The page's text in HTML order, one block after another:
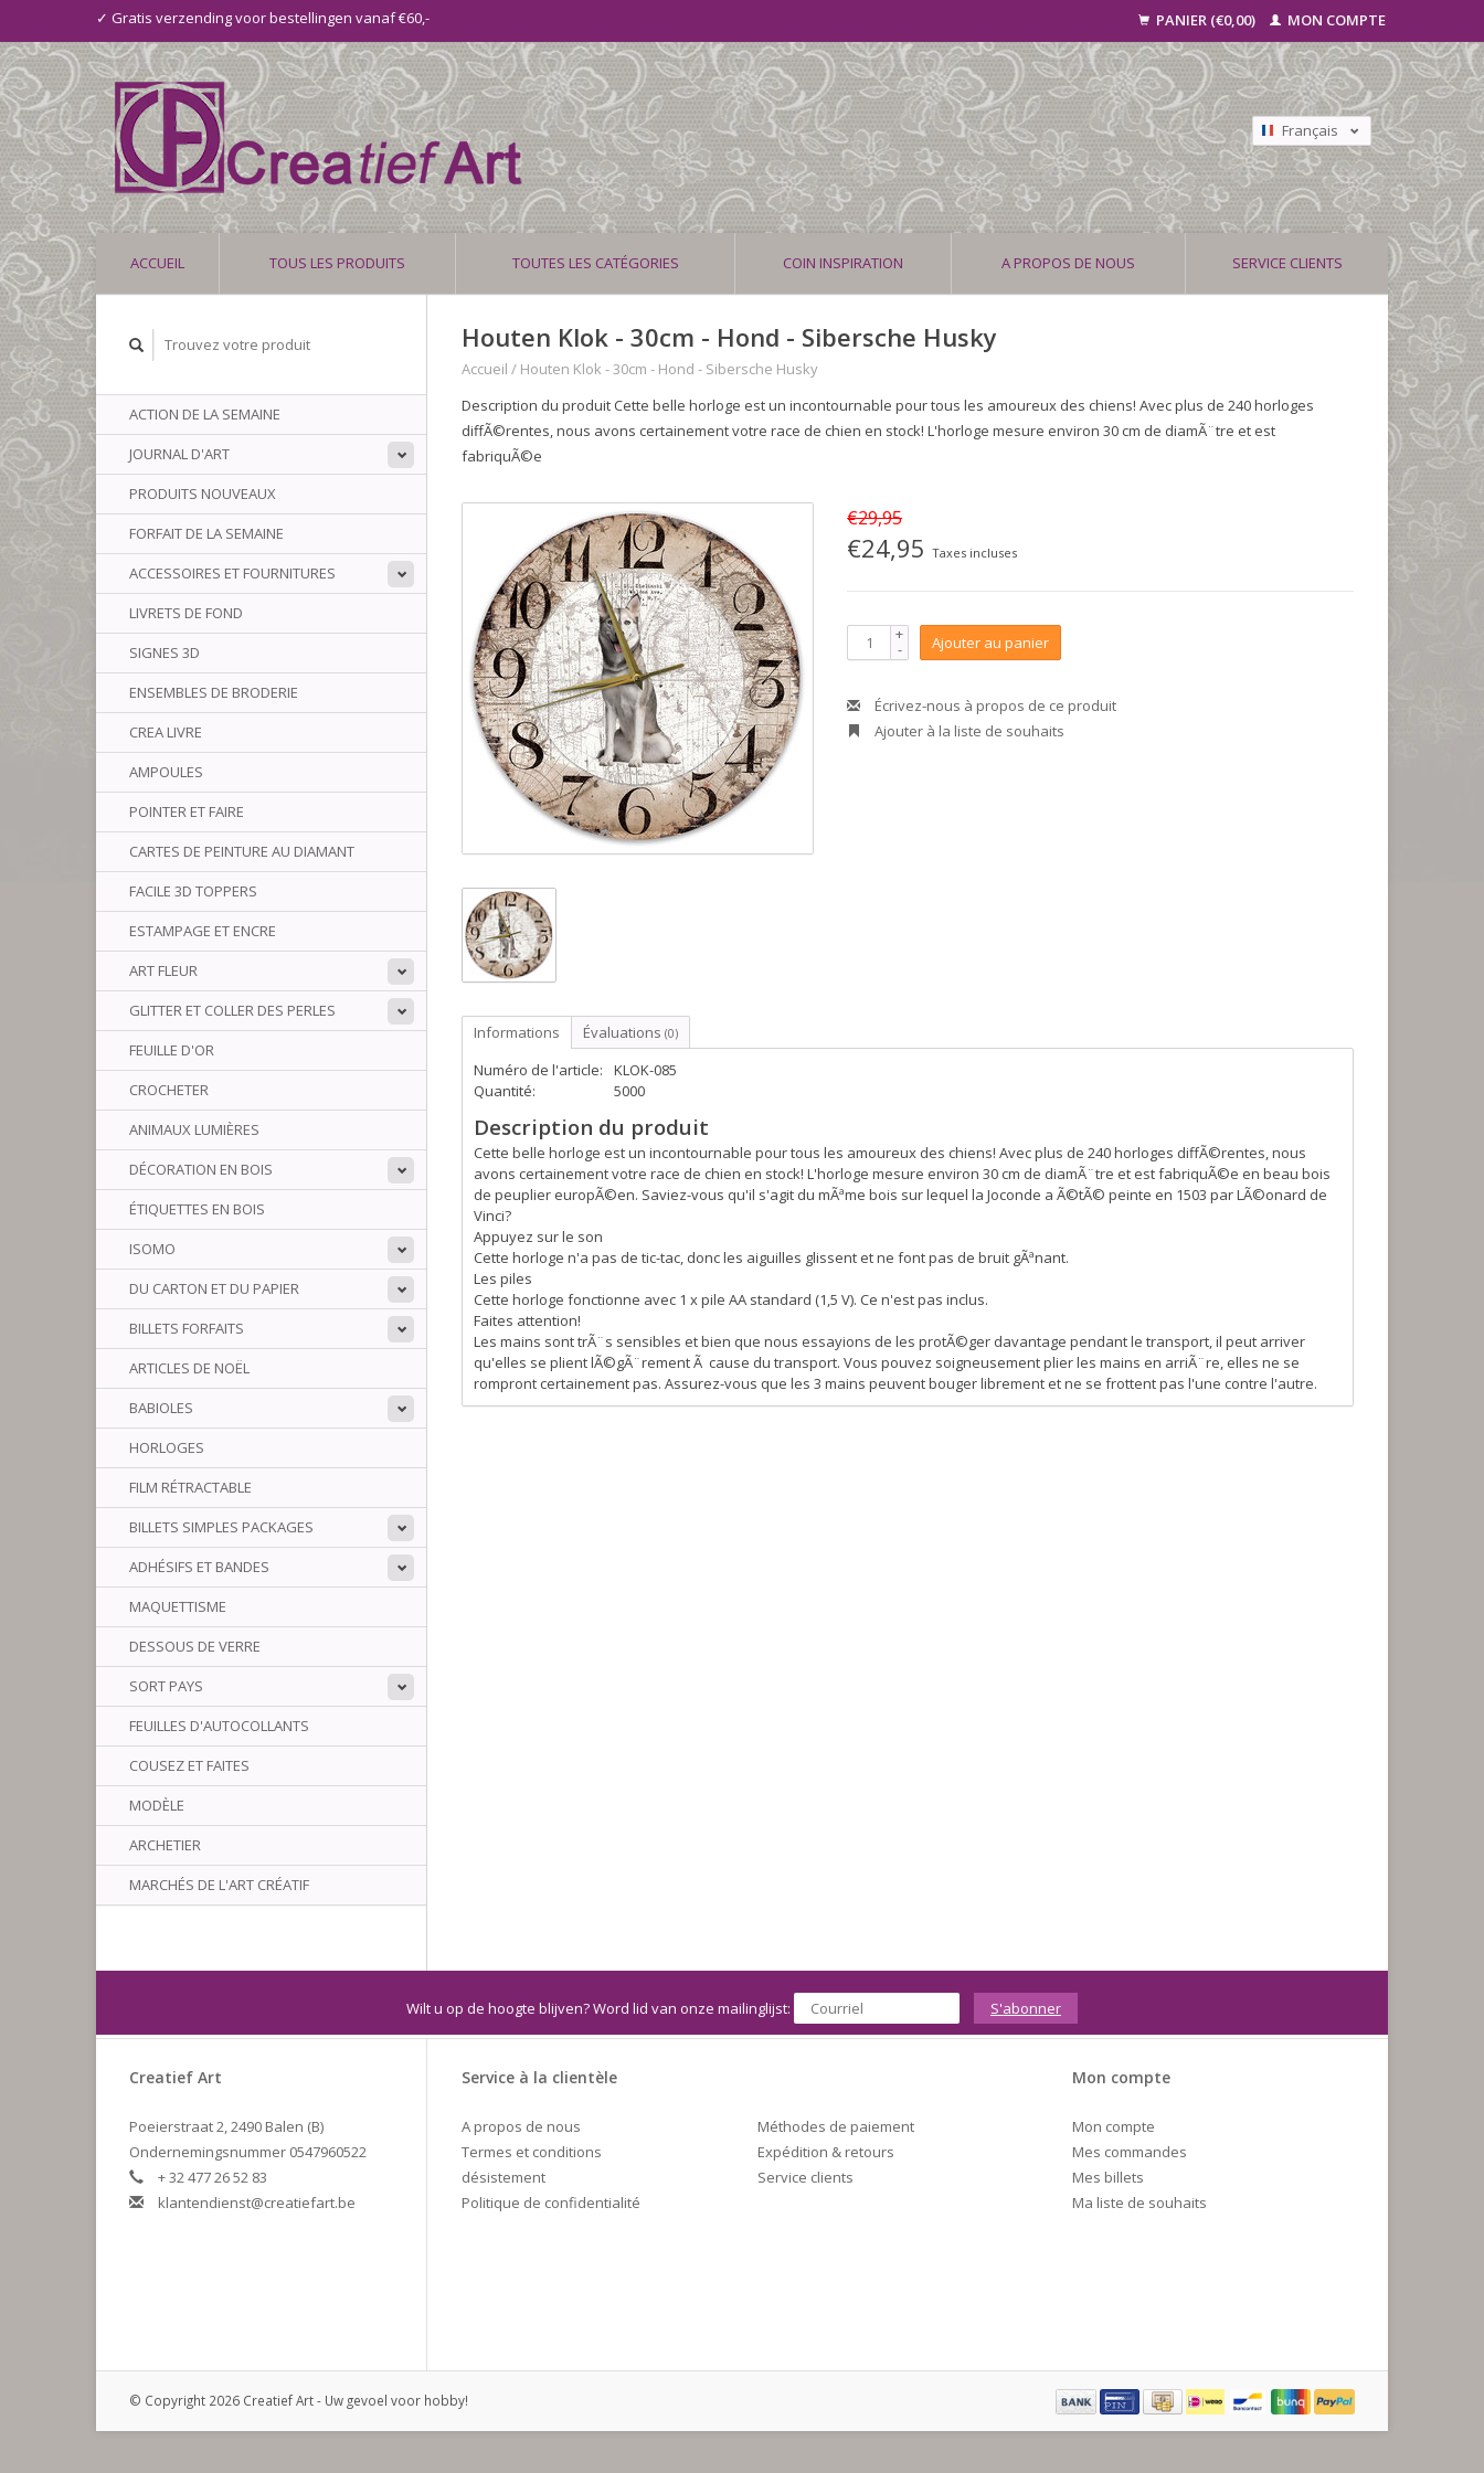
✓ Gratis verzending voor bestellingen vanaf €60,- PANIER (€0,00) MON COMPTE
Français
Nederlands
Deutsch
ACCUEIL TOUS LES PRODUITS TOUTES LES CATÉGORIES COIN INSPIRATION A PROPOS DE NOUS SERVICE CLIENTS
ACTION DE LA SEMAINE
JOURNAL D'ART
PRODUITS NOUVEAUX
FORFAIT DE LA SEMAINE
ACCESSOIRES ET FOURNITURES
LIVRETS DE FOND
SIGNES 3D
ENSEMBLES DE BRODERIE
CREA LIVRE
AMPOULES
POINTER ET FAIRE
CARTES DE PEINTURE AU DIAMANT
FACILE 3D TOPPERS
ESTAMPAGE ET ENCRE
ART FLEUR
GLITTER ET COLLER DES PERLES
FEUILLE D'OR
CROCHETER
ANIMAUX LUMIÈRES
DÉCORATION EN BOIS
ÉTIQUETTES EN BOIS
ISOMO
DU CARTON ET DU PAPIER
BILLETS FORFAITS
ARTICLES DE NOËL
BABIOLES
HORLOGES
FILM RÉTRACTABLE
BILLETS SIMPLES PACKAGES
ADHÉSIFS ET BANDES
MAQUETTISME
DESSOUS DE VERRE
SORT PAYS
FEUILLES D'AUTOCOLLANTS
COUSEZ ET FAITES
MODÈLE
ARCHETIER
MARCHÉS DE L'ART CRÉATIF
Houten Klok - 30cm - Hond - Sibersche Husky
Accueil / Houten Klok - 30cm - Hond - Sibersche Husky
Description du produit Cette belle horloge est un incontournable pour tous les amoureux des chiens! Avec plus de 240 horloges
diffÃ©rentes, nous avons certainement votre race de chien en stock! L'horloge mesure environ 30 cm de diamÃ¨tre et est
fabriquÃ©e
€29,95
€24,95Taxes incluses
+
- Ajouter au panier
Écrivez-nous à propos de ce produit
Ajouter à la liste de souhaits
Informations Évaluations (0)
Numéro de l'article:
KLOK-085
Quantité:
5000
Description du produit
Cette belle horloge est un incontournable pour tous les amoureux des chiens! Avec plus de 240 horloges diffÃ©rentes, nous
avons certainement votre race de chien en stock! L'horloge mesure environ 30 cm de diamÃ¨tre et est fabriquÃ©e en beau bois
de peuplier europÃ©en. Saviez-vous qu'il s'agit du mÃªme bois sur lequel la Joconde a Ã©tÃ© peinte en 1503 par LÃ©onard de
Vinci?
Appuyez sur le son
Cette horloge n'a pas de tic-tac, donc les aiguilles glissent et ne font pas de bruit gÃªnant.
Les piles
Cette horloge fonctionne avec 1 x pile AA standard (1,5 V). Ce n'est pas inclus.
Faites attention!
Les mains sont trÃ¨s sensibles et bien que nous essayions de les protÃ©ger davantage pendant le transport, il peut arriver
qu'elles se plient lÃ©gÃ¨rement Ã cause du transport. Vous pouvez soigneusement plier les mains en arriÃ¨re, elles ne se
rompront certainement pas. Assurez-vous que les 3 mains peuvent bouger librement et ne se frottent pas l'une contre l'autre.
Wilt u op de hoogte blijven? Word lid van onze mailinglijst: S'abonner
Creatief Art
Poeierstraat 2, 2490 Balen (B)
Ondernemingsnummer 0547960522
+ 32 477 26 52 83
klantendienst@creatiefart.be
Service à la clientèle
A propos de nous
Termes et conditions
désistement
Politique de confidentialité
Méthodes de paiement
Expédition & retours
Service clients
Mon compte
Mon compte
Mes commandes
Mes billets
Ma liste de souhaits
© Copyright 2026 Creatief Art - Uw gevoel voor hobby!